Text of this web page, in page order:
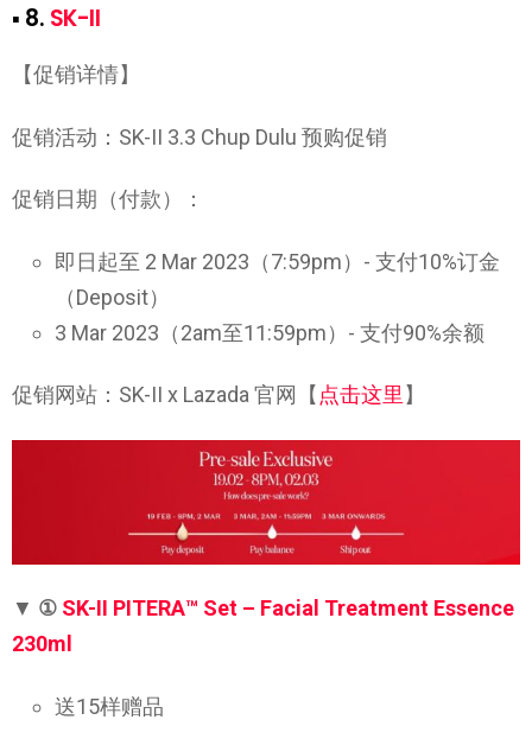
▪ 8. SK-II
【促销详情】
促销活动：SK-II 3.3 Chup Dulu 预购促销
促销日期（付款）：
即日起至 2 Mar 2023（7:59pm）- 支付10%订金
（Deposit）
3 Mar 2023（2am至11:59pm）- 支付90%余额
促销网站：SK-II x Lazada 官网【 点击这里 】
▼ ① SK-II PITERA™ Set – Facial Treatment Essence
230ml
送15样赠品